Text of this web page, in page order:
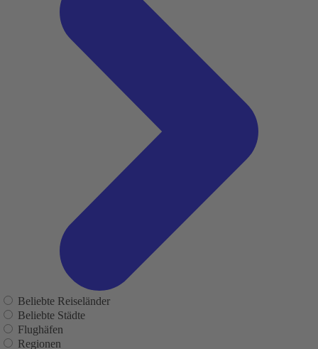
Beliebte Reiseländer
Beliebte Städte
Flughäfen
Regionen